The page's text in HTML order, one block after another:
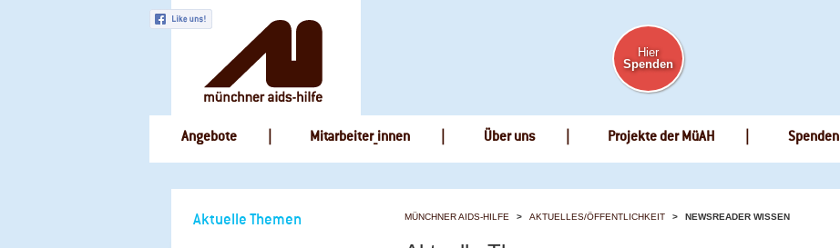
Hier
Spenden
überspringen
Angebote Mitarbeiter_innen Über uns Projekte der MüAH Spenden
MÜNCHNER AIDS-HILFE AKTUELLES/ÖFFENTLICHKEIT NEWSREADER WISSEN
Navigation
Aktuelle Themen